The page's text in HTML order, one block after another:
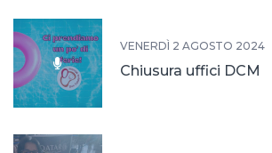
VENERDÌ 2 AGOSTO 2024
Chiusura uffici DCM